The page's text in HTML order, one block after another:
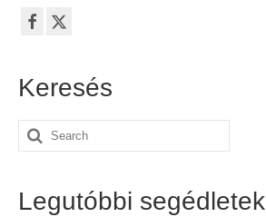
Keresés
Search
Legutóbbi segédletek